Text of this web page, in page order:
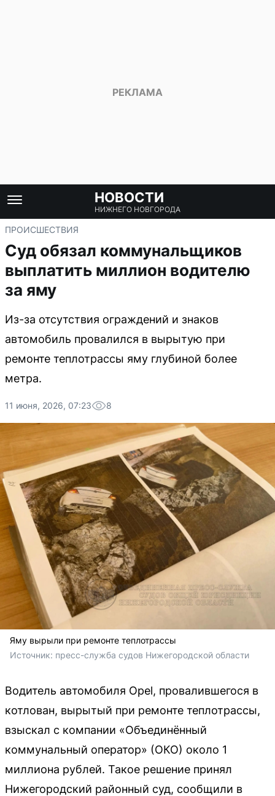
НОВОСТИ
НИЖНЕГО НОВГОРОДА
ПРОИСШЕСТВИЯ
Суд обязал коммунальщиков
выплатить миллион водителю
за яму
Из-за отсутствия ограждений и знаков
автомобиль провалился в вырытую при
ремонте теплотрассы яму глубиной более
метра.
11 июня, 2026, 07:23 8
Яму вырыли при ремонте теплотрассы
Источник: пресс-служба судов Нижегородской области
Водитель автомобиля Opel, провалившегося в
котлован, вырытый при ремонте теплотрассы,
взыскал с компании «Объединённый
коммунальный оператор» (ОКО) около 1
миллиона рублей. Такое решение принял
Нижегородский районный суд, сообщили в